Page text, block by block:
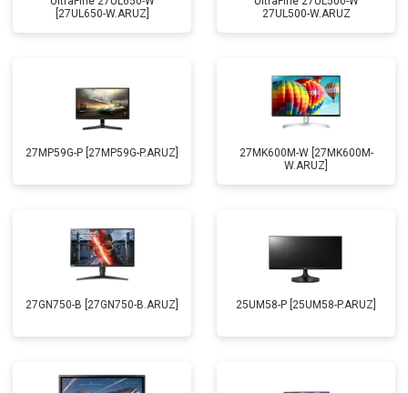
[27UL650-W.ARUZ]
27UL500-W.ARUZ
27MP59G-P [27MP59G-P.ARUZ]
27MK600M-W [27MK600M-
W.ARUZ]
27GN750-B [27GN750-B.ARUZ] 25UM58-P [25UM58-P.ARUZ]